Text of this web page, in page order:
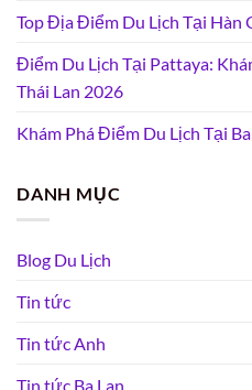
Top Địa Điểm Du Lịch Tại Hàn
Điểm Du Lịch Tại Pattaya:
Thái Lan 2026
Khám Phá Điểm Du Lịch Tại
DANH MỤC
Blog Du Lịch
Tin tức
Tin tức Anh
Tin tức Ba Lan